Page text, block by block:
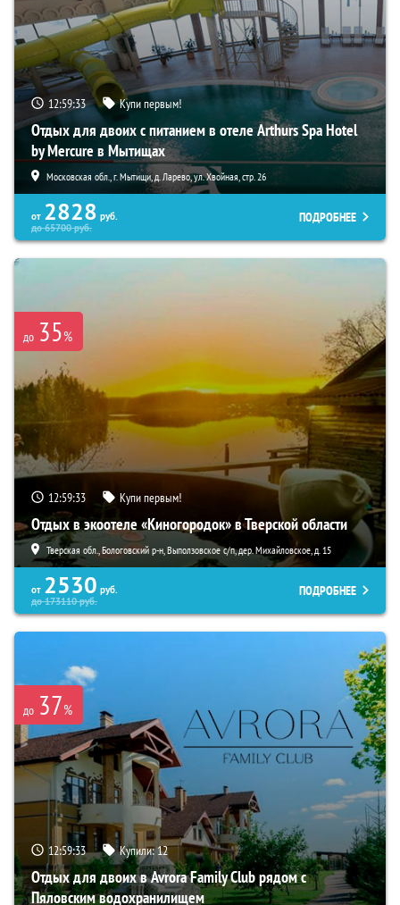
12:59:32 Купи первым!
Отдых для двоих с питанием в отеле Arthurs Spa Hotel
by Mercure в Мытищах
Московская обл., г. Мытищи, д. Ларево, ул. Хвойная, стр. 26
от 2828 руб.
до65700руб.
ПОДРОБНЕЕ
до 35%
12:59:32 Купи первым!
Отдых в экоотеле «Киногородок» в Тверской области
Тверская обл., Бологовский р-н, Выползовское с/п, дер. Михайловское, д. 15
от 2530 руб.
до173110руб.
ПОДРОБНЕЕ
до 37%
12:59:32 Купили:12
Отдых для двоих в Avrora Family Club рядом с
Пяловским водохранилищем